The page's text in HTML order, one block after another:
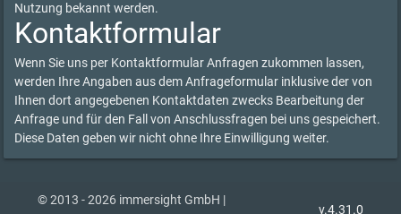
Nutzung bekannt werden.
Kontaktformular
Wenn Sie uns per Kontaktformular Anfragen zukommen lassen,
werden Ihre Angaben aus dem Anfrageformular inklusive der von
Ihnen dort angegebenen Kontaktdaten zwecks Bearbeitung der
Anfrage und für den Fall von Anschlussfragen bei uns gespeichert.
Diese Daten geben wir nicht ohne Ihre Einwilligung weiter.
© 2013 - 2026 immersight GmbH |
v.4.31.0